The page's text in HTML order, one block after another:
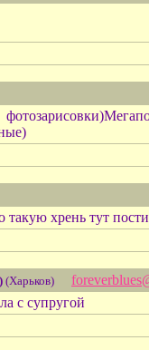
хрень тут
(Харьков)
с супругой